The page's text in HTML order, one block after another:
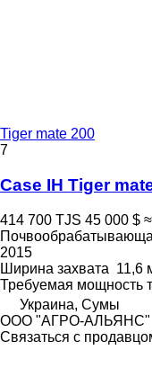
Tiger mate 200
7
Case IH Tiger
414 700 TJS 45 000 $
2015
Ширина захвата 11,6
Требуемая мощность
Украина, Сумы
ООО "АГРО-АЛЬЯНС"
Связаться с